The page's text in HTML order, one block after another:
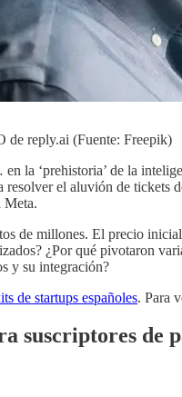
de reply.ai (Fuente: Freepik)
la ‘prehistoria’ de la
resolver el aluvión de tickets
Meta.
de millones. El precio
¿Por qué pivotaron
y su integración?
de startups españoles. Para
suscriptores de